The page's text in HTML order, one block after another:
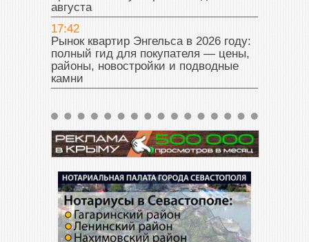
августа
17:42
Рынок квартир Энгельса в 2026 году:
полный гид для покупателя — цены,
районы, новостройки и подводные
камни